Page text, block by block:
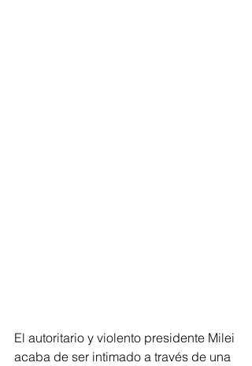
El autoritario y violento presidente Milei
acaba de ser intimado a través de una